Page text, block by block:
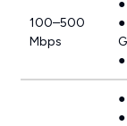
100–500
Mbps